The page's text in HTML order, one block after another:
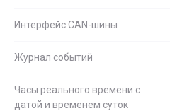
Интерфейс CAN-шины
Журнал событий
Часы реального времени с
датой и временем суток